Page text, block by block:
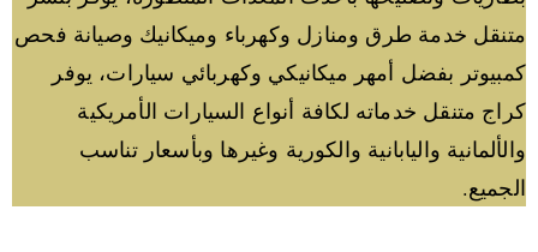
متنقل خدمة طرق ومنازل وكهرباء وميكانيك وصيانة فحص
كمبيوتر بفضل أمهر ميكانيكي وكهربائي سيارات، يوفر
كراج متنقل خدماته لكافة أنواع السيارات الأمريكية
والألمانية واليابانية والكورية وغيرها وبأسعار تناسب
الجميع.